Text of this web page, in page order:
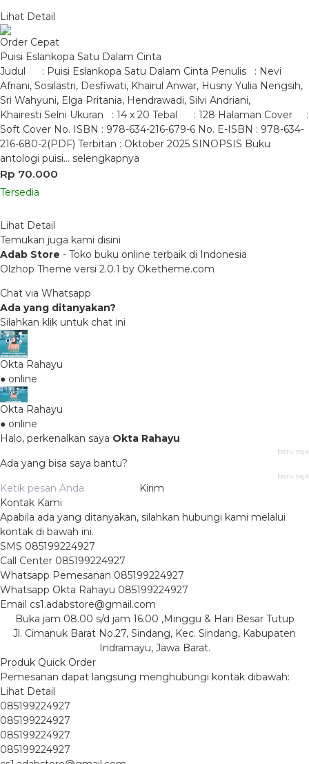
Lihat Detail
Order Cepat
Puisi Eslankopa Satu Dalam Cinta
Judul : Puisi Eslankopa Satu Dalam Cinta Penulis : Nevi
Afriani, Sosilastri, Desfiwati, Khairul Anwar, Husny Yulia Nengsih,
Sri Wahyuni, Elga Pritania, Hendrawadi, Silvi Andriani,
Khairesti Selni Ukuran : 14 x 20 Tebal : 128 Halaman Cover :
Soft Cover No. ISBN : 978-634-216-679-6 No. E-ISBN : 978-634-
216-680-2(PDF) Terbitan : Oktober 2025 SINOPSIS Buku
antologi puisi… selengkapnya
Rp 70.000
Tersedia
Lihat Detail
Temukan juga kami disini
Adab Store - Toko buku online terbaik di Indonesia
Olzhop Theme versi 2.0.1 by Oketheme.com
Chat via Whatsapp
Ada yang ditanyakan?
Silahkan klik untuk chat ini
Okta Rahayu
● online
Okta Rahayu
● online
Halo, perkenalkan saya Okta Rahayu
baru saja
Ada yang bisa saya bantu?
baru saja
Kirim
Kontak Kami
Apabila ada yang ditanyakan, silahkan hubungi kami melalui
kontak di bawah ini.
SMS 085199224927
Call Center 085199224927
Whatsapp Pemesanan 085199224927
Whatsapp Okta Rahayu 085199224927
Email cs1.adabstore@gmail.com
Buka jam 08.00 s/d jam 16.00 ,Minggu & Hari Besar Tutup
Jl. Cimanuk Barat No.27, Sindang, Kec. Sindang, Kabupaten
Indramayu, Jawa Barat.
Produk Quick Order
Pemesanan dapat langsung menghubungi kontak dibawah:
Lihat Detail
085199224927
085199224927
085199224927
085199224927